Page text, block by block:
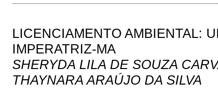
LICENCIAMENTO AMBIENTAL:
IMPERATRIZ-MA
SHERYDA LILA DE SOUZA
THAYNARA ARAÚJO DA SILVA